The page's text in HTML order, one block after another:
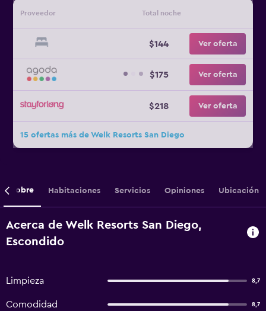
Proveedor Total noche
$144 Ver oferta
$175 Ver oferta
$218 Ver oferta
15 ofertas más de Welk Resorts San Diego
Sobre Habitaciones Servicios Opiniones Ubicación
Acerca de Welk Resorts San Diego,
Escondido
Limpieza 8,7
Comodidad 8,7